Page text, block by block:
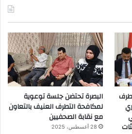
البصرة تحتضن جلسة توعوية
لمكافحة التطرف العنيف بالتعاون
مع نقابة الصحفيين
28 أغسطس، 2025